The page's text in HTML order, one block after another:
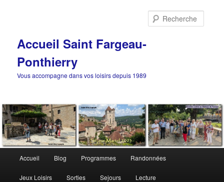
Accueil Saint Fargeau-
Ponthierry
Vous accompagne dans vos loisirs depuis 1989
principal
Accueil Blog Programmes Randonnées
Jeux Loisirs Sorties Sejours Lecture